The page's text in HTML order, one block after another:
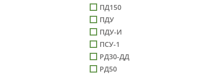
ПД150
ПДУ
ПДУ-И
ПСУ-1
РД30-ДД
РД50